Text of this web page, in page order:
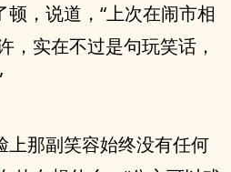
顿，说道，“上次在闹市相
，实在不过是句玩笑话，
上那副笑容始终没有任何